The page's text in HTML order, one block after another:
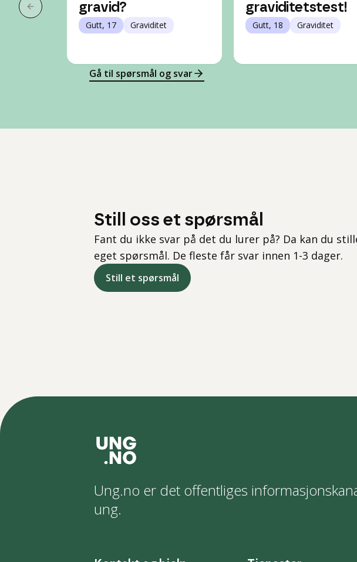
Forrige slidegravid?
Gutt, 17 Graviditet
graviditetstest!
Gutt, 18 Graviditet
Gå til spørsmål og svar
Still oss et spørsmål
Fant du ikke svar på det du lurer på? Da kan du
eget spørsmål. De fleste får svar innen 1-3 dager.
Still et spørsmål
Ung.no er det offentliges
ung.